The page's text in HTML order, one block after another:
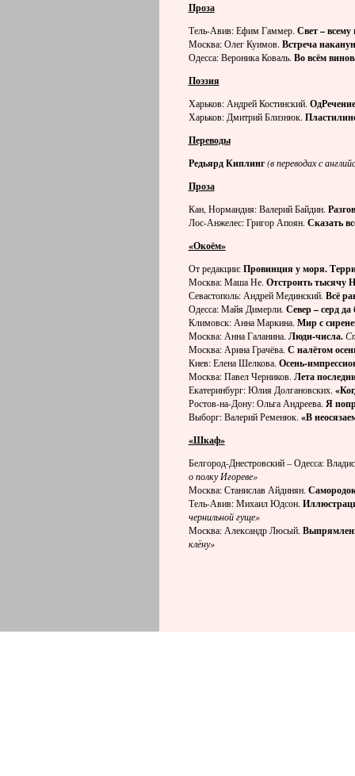
Проза
Тель-Авив: Ефим Гаммер. Свет – всему
Москва: Олег Куимов. Встреча
Одесса: Вероника Коваль. Во всём
Поэзия
Харьков: Андрей Костинский.
Харьков: Дмитрий Близнюк.
Переводы
Редьярд Киплинг(в переводах с
Проза
Кан, Нормандия: Валерий Байдин.
Лос-Анжелес: Григор Апоян. Сказать
«Окоём»
От редакции:Провинция у моря.
Москва: Маша Не. Отстроить тысячу
Севастополь: Андрей Мединский. Всё
Одесса: Майя Димерли. Север – серд да
Климовск: Анна Маркина. Мир с
Москва: Анна Галанина. Люди-числа.
Москва: Арина Грачёва. С налётом
Киев: Елена Шелкова. Осень-
Москва: Павел Черников. Лета
Екатеринбург: Юлия Долгановских.
Ростов-на-Дону: Ольга Андреева. Я
Выборг: Валерий Ременюк. «В
«Шкаф»
Белгород-Днестровский – Одесса:
о полку Игореве»
Москва: Станислав Айдинян.
Тель-Авив: Михаил Юдсон.
чернильной гуще»
Москва: Александр Люсый.
клёну»